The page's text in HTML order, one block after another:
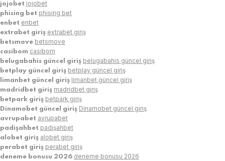
jojobet jojobet
phising bet phising bet
enbet enbet
extrabet giriş extrabet giriş
betsmove betsmove
casibom casibom
belugabahis güncel giriş belugabahis güncel giriş
betplay güncel giriş betplay güncel giriş
limanbet güncel giriş limanbet güncel giriş
madridbet giriş madridbet giriş
betpark giriş betpark giriş
Dinamobet güncel giriş Dinamobet güncel giriş
avrupabet avrupabet
padişahbet padişahbet
alobet giriş alobet giriş
perabet giriş perabet giriş
deneme bonusu 2026 deneme bonusu 2026